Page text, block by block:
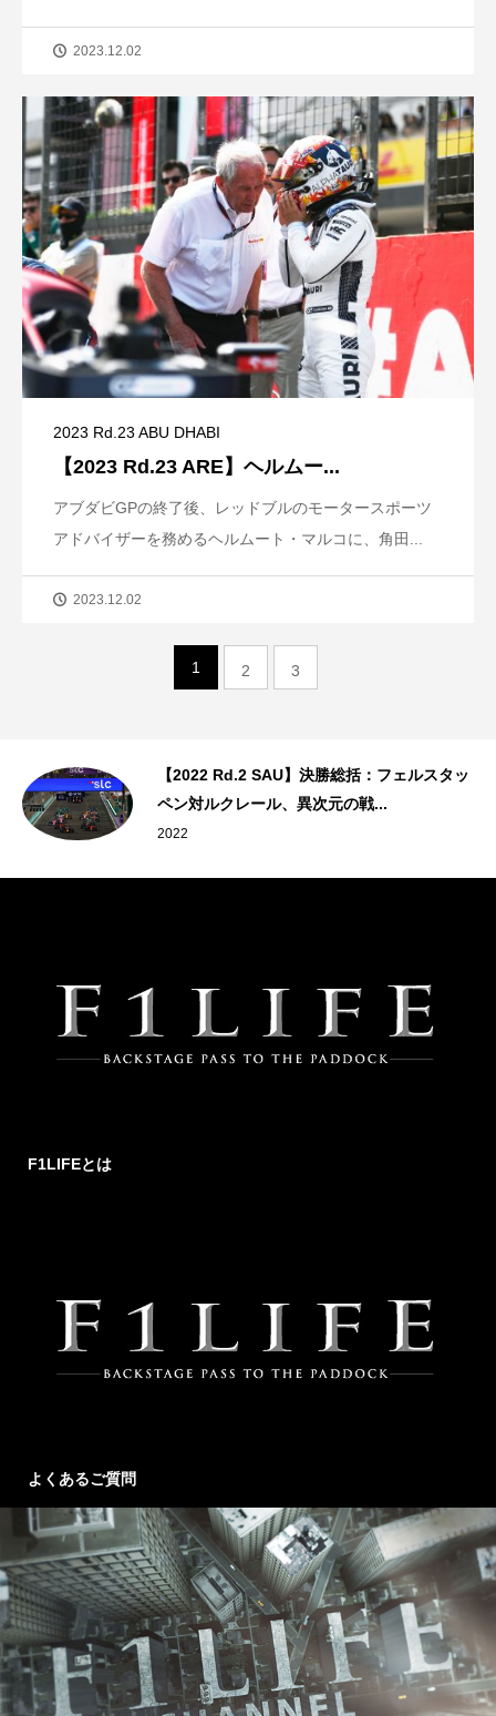
2023.12.02
2023 Rd.23 ABU DHABI
【2023 Rd.23 ARE】ヘルムー...
アブダビGPの終了後、レッドブルのモータースポーツ
アドバイザーを務めるヘルムート・マルコに、角田...
2023.12.02
1 2 3
【2022 Rd.2 SAU】決勝総括：フェルスタッ
ペン対ルクレール、異次元の戦...
2022
F1LIFEとは
よくあるご質問